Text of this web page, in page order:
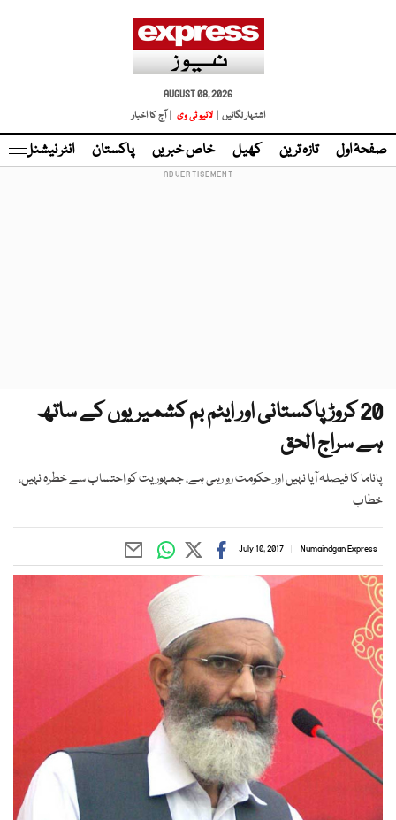
AUGUST 08, 2026
اشتہار لگائیں |
لائیو ٹی وی | آج کا اخبار
صفحۂ اول تازہ ترین کھیل خاص خبریں پاکستان انٹر نیشنل
20 کروڑ پاکستانی اور ایٹم بم کشمیریوں کے ساتھ
ہے سراج الحق
پاناما کا فیصلہ آیا نہیں اور حکومت رو رہی ہے، جمہوریت کو احتساب سے خطرہ نہیں،
خطاب
Numaindgan Express
July 10, 2017